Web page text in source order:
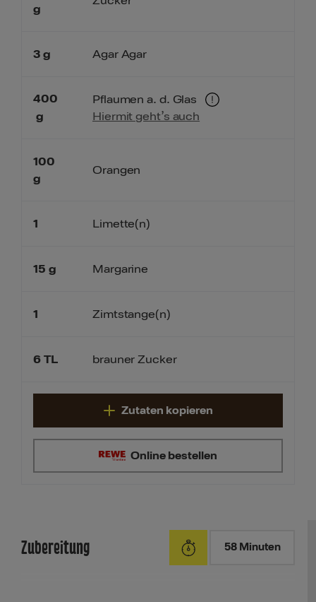
g
3 g
400
g
100
g
1
15 g
1
6 TL
Agar Agar
Pflaumen a. d. Glas
Hiermit geht’s auch
Orangen
Limette(n)
Margarine
Zimtstange(n)
brauner Zucker
Online bestellen
Zutaten kopieren
Zubereitung 58 Minuten